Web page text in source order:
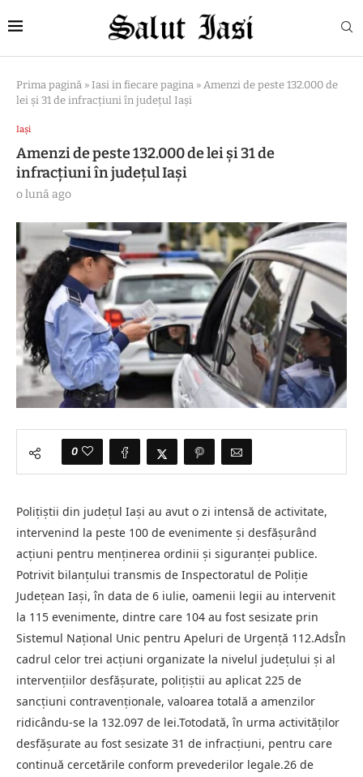
Prima pagină » Iasi in fiecare pagina » Amenzi de peste 132.000 de
lei și 31 de infracțiuni în județul Iași
Iași
Amenzi de peste 132.000 de lei și 31 de
infracțiuni în județul Iași
o lună ago
0
Polițiștii din județul Iași au avut o zi intensă de activitate,
intervenind la peste 100 de evenimente și desfășurând
acțiuni pentru menținerea ordinii și siguranței publice.
Potrivit bilanțului transmis de Inspectoratul de Poliție
Județean Iași, în data de 6 iulie, oamenii legii au intervenit
la 115 evenimente, dintre care 104 au fost sesizate prin
Sistemul Național Unic pentru Apeluri de Urgență 112.AdsÎn
cadrul celor trei acțiuni organizate la nivelul județului și al
intervențiilor desfășurate, polițiștii au aplicat 225 de
sancțiuni contravenționale, valoarea totală a amenzilor
ridicându-se la 132.097 de lei.Totodată, în urma activităților
desfășurate au fost sesizate 31 de infracțiuni, pentru care
continuă cercetările conform prevederilor legale.26 de